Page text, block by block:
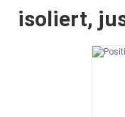
isoliert,